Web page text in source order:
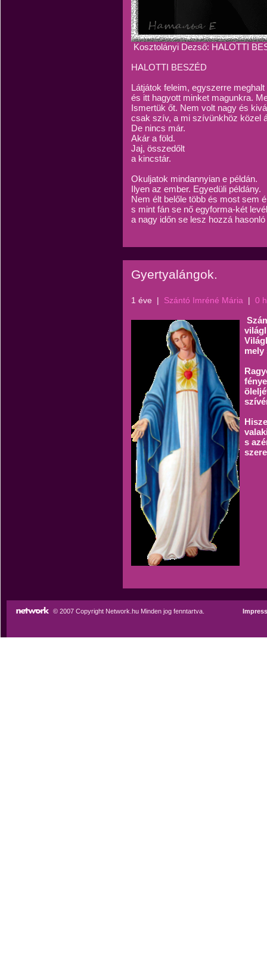
Kosztolányi Dezső: HALOTTI
HALOTTI BESZÉD
Látjátok feleim, egyszerre meghalt
és itt hagyott minket magunkra.
Ismertük őt. Nem volt nagy és
csak szív, a mi szívünkhöz közel
De nincs már.
Akár a föld.
Jaj, összedőlt
a kincstár.
Okuljatok mindannyian e példán.
Ilyen az ember. Egyedüli példány.
Nem élt belőle több és most sem
s mint fán se nő egyforma-két
a nagy időn se lesz hozzá hasonló
Gyertyalángok.
1 éve | Szántó Imréné Mária | 0
mely
s
© 2007 Copyright Network.hu Minden jog fenntartva.